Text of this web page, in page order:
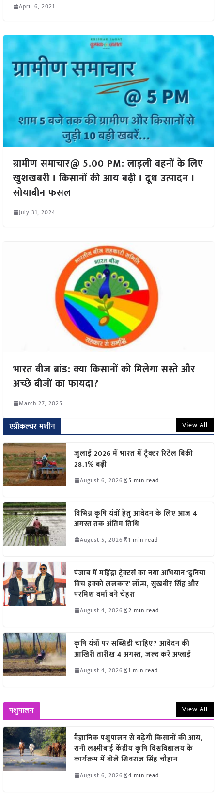
April 6, 2021
ग्रामीण समाचार@ 5.00 PM: लाड़ली बहनों के लिए
खुशखबरी I किसानों की आय बढ़ी I दूध उत्पादन I
सोयाबीन फसल
July 31, 2024
भारत बीज ब्रांड: क्या किसानों को मिलेगा सस्ते और
अच्छे बीजों का फायदा?
March 27, 2025
एग्रीकल्चर मशीन View All
जुलाई 2026 में भारत में ट्रैक्टर रिटेल बिक्री
28.1% बढ़ी
August 6, 2026 5 min read
विभिन्न कृषि यंत्रों हेतु आवेदन के लिए आज 4
अगस्त तक अंतिम तिथि
August 5, 2026 1 min read
पंजाब में महिंद्रा ट्रैक्टर्स का नया अभियान ‘दुनिया
विच इक्को ललकार’ लॉन्च, सुखबीर सिंह और
परमिश वर्मा बने चेहरा
August 4, 2026 2 min read
कृषि यंत्रों पर सब्सिडी चाहिए? आवेदन की
आखिरी तारीख 4 अगस्त, जल्द करें अप्लाई
August 4, 2026 1 min read
पशुपालन View All
वैज्ञानिक पशुपालन से बढ़ेगी किसानों की आय,
रानी लक्ष्मीबाई केंद्रीय कृषि विश्वविद्यालय के
कार्यक्रम में बोले शिवराज सिंह चौहान
August 6, 2026 4 min read